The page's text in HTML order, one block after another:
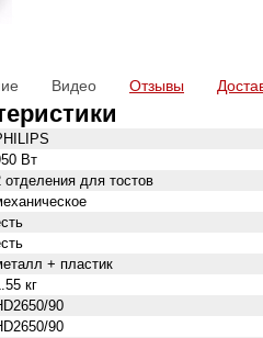
Видео Отзывы
Вт
отделения для тостов
+ пластик
кг
90
90